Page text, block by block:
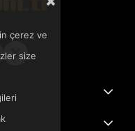
çerez ve
size